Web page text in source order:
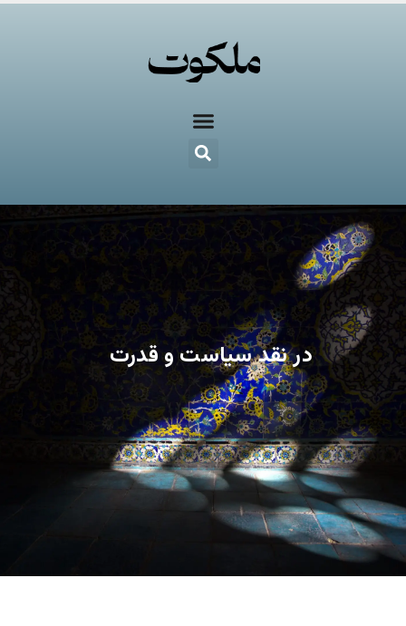
در نقد سیاست و قدرت